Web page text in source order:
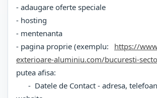
- adaugare oferte speciale
- hosting
- mentenanta
- pagina proprie (exemplu:
https://
exterioare-aluminiu.com/bucuresti-
putea afisa:
- Datele de Contact - adresa,